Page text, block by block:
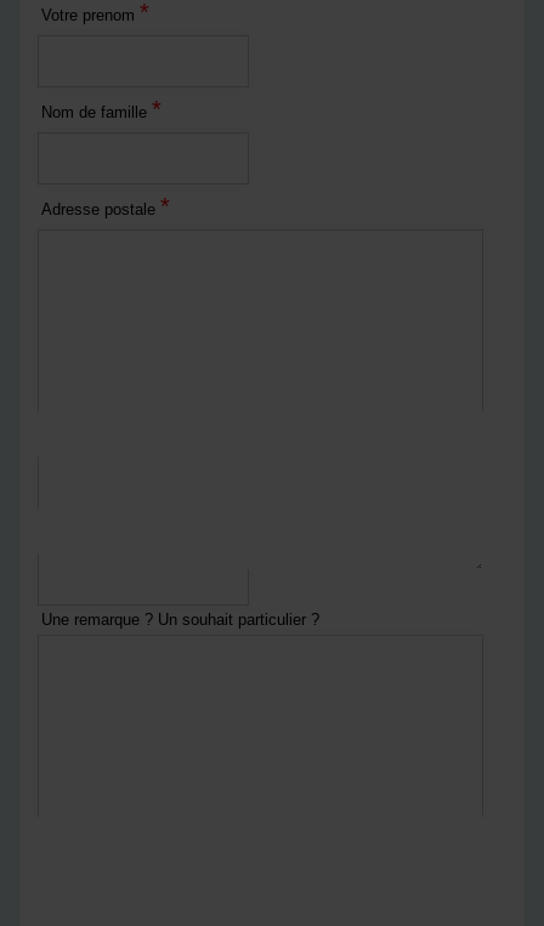
Votre prenom *
Nom de famille *
Adresse postale *
Une remarque ? Un souhait particulier ?